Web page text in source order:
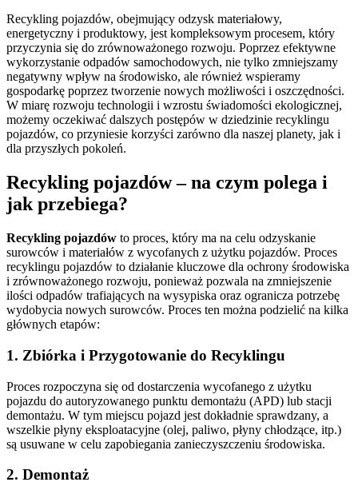
Recykling pojazdów, obejmujący odzysk materiałowy,
energetyczny i produktowy, jest kompleksowym procesem, który
przyczynia się do zrównoważonego rozwoju. Poprzez efektywne
wykorzystanie odpadów samochodowych, nie tylko zmniejszamy
negatywny wpływ na środowisko, ale również wspieramy
gospodarkę poprzez tworzenie nowych możliwości i oszczędności.
W miarę rozwoju technologii i wzrostu świadomości ekologicznej,
możemy oczekiwać dalszych postępów w dziedzinie recyklingu
pojazdów, co przyniesie korzyści zarówno dla naszej planety, jak i
dla przyszłych pokoleń.
Recykling pojazdów – na czym polega i
jak przebiega?
Recykling pojazdów to proces, który ma na celu odzyskanie
surowców i materiałów z wycofanych z użytku pojazdów. Proces
recyklingu pojazdów to działanie kluczowe dla ochrony środowiska
i zrównoważonego rozwoju, ponieważ pozwala na zmniejszenie
ilości odpadów trafiających na wysypiska oraz ogranicza potrzebę
wydobycia nowych surowców. Proces ten można podzielić na kilka
głównych etapów:
1. Zbiórka i Przygotowanie do Recyklingu
Proces rozpoczyna się od dostarczenia wycofanego z użytku
pojazdu do autoryzowanego punktu demontażu (APD) lub stacji
demontażu. W tym miejscu pojazd jest dokładnie sprawdzany, a
wszelkie płyny eksploatacyjne (olej, paliwo, płyny chłodzące, itp.)
są usuwane w celu zapobiegania zanieczyszczeniu środowiska.
2. Demontaż